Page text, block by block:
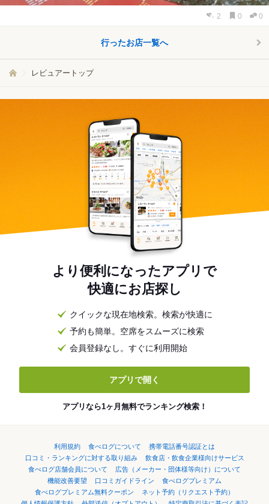
2 0 0
行ったお店一覧へ
レビュアートップ
より便利になったアプリで
快適にお店探し
クイックな現在地検索。検索が快適に
予約も簡単。空席をスムーズに検索
会員登録なし。すぐに利用開始
アプリで開く
アプリなら1ヶ月無料でランキング検索！
利用規約 食べログについて
携帯電話番号認証とは
口コミ・ランキングに対する取り組み
飲食店・飲食企業様向けサービス
食べログ店舗会員について
広告（メーカー・団体様等向け）について
機能改善要望
口コミガイドライン
食べログプレミアム
食べログプレミアム無料クーポン
ネット予約（リクエスト予約）